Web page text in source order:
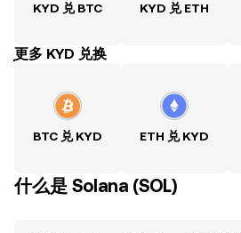
KYD 兑 BTC KYD 兑 ETH
ִִִִִִִִִִִִִִִִִִִִִִִִִִִִִִִִִִִִִִִִִִִִִִִִ更多 KYD 兑换
BTC 兑 KYD ETH 兑 KYD
什么是 Solana (SOL)